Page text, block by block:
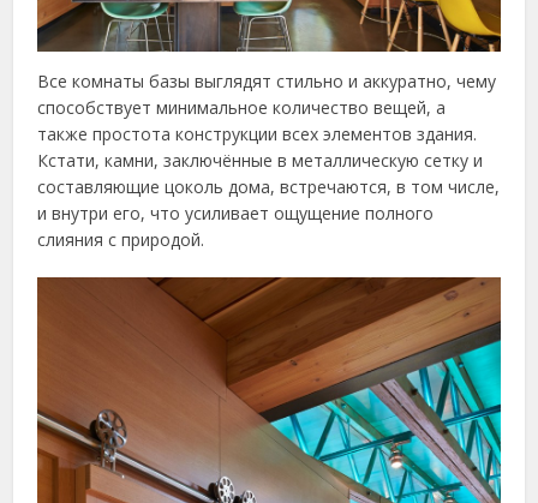
Все комнаты базы выглядят стильно и аккуратно, чему
способствует минимальное количество вещей, а
также простота конструкции всех элементов здания.
Кстати, камни, заключённые в металлическую сетку и
составляющие цоколь дома, встречаются, в том числе,
и внутри его, что усиливает ощущение полного
слияния с природой.